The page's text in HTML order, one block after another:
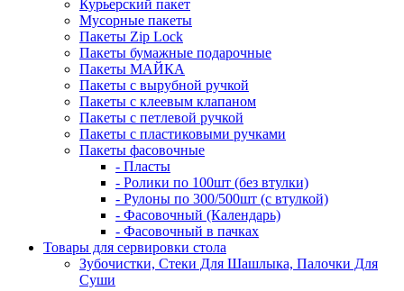
Курьерский пакет
Мусорные пакеты
Пакеты Zip Lock
Пакеты бумажные подарочные
Пакеты МАЙКА
Пакеты с вырубной ручкой
Пакеты с клеевым клапаном
Пакеты с петлевой ручкой
Пакеты с пластиковыми ручками
Пакеты фасовочные
- Пласты
- Ролики по 100шт (без втулки)
- Рулоны по 300/500шт (с втулкой)
- Фасовочный (Календарь)
- Фасовочный в пачках
Товары для сервировки стола
Зубочистки, Стеки Для Шашлыка, Палочки Для
Суши